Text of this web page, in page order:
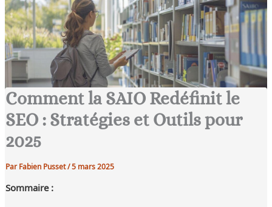
Comment la SAIO Redéfinit le
SEO : Stratégies et Outils pour
2025
ParFabien Pusset/5 mars 2025
Sommaire :